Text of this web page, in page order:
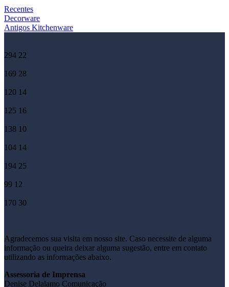
Recentes
Decorware
Antigos Kitchenware
294 22
169 28
120 14
125 16
138 10
104 14
194 25
99 12
170 30
Agradecemos sua visita em nosso site. Caso necessite de alguma
informação ou queira deixar alguma sugestão, entre em contato
utilizando as informações abaixo.
Assessoria de Imprensa
Denise Delalamo Comunicação